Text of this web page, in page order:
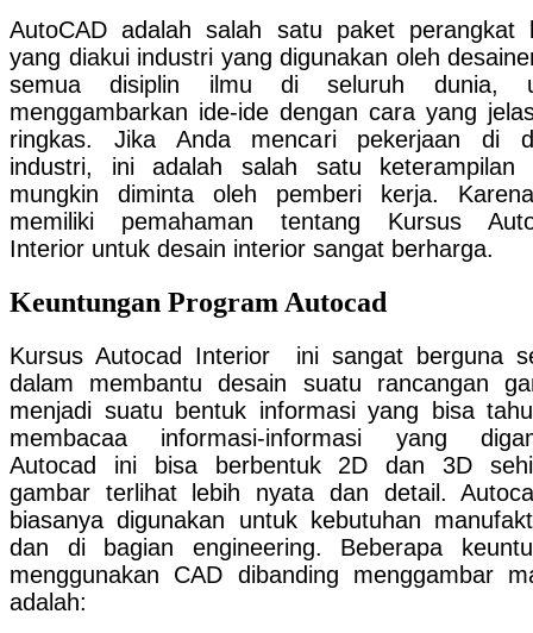
AutoCAD adalah salah satu paket perangkat
yang diakui industri yang digunakan oleh
semua disiplin ilmu di seluruh dunia,
menggambarkan ide-ide dengan cara yang
ringkas. Jika Anda mencari pekerjaan di
industri, ini adalah salah satu keterampilan
mungkin diminta oleh pemberi kerja.
memiliki pemahaman tentang Kursus
Interior untuk desain interior sangat berharga.
Keuntungan Program Autocad
Kursus Autocad Interior ini sangat berguna
dalam membantu desain suatu rancangan
menjadi suatu bentuk informasi yang bisa
membacaa informasi-informasi yang
Autocad ini bisa berbentuk 2Ddan 3D
gambar terlihat lebih nyata dan detail.
biasanya digunakan untuk kebutuhan
dan di bagian engineering. Beberapa
menggunakan CAD dibanding menggambar
adalah: